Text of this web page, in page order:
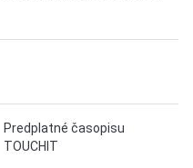
Predplatné časopisu
TOUCHIT